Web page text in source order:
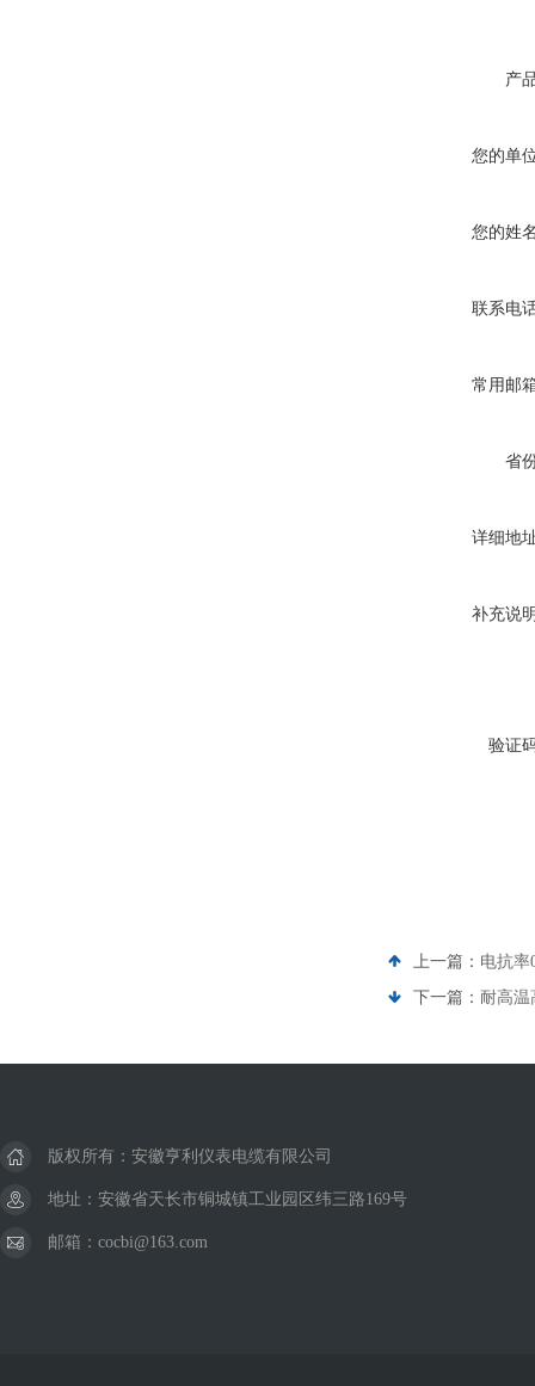
产
您的单
您的姓
联系电
常用邮
省
详细地
补充说
验证
上一篇： 电抗率
下一篇： 耐高温
版权所有：安徽亨利仪表电缆有限公司
地址：安徽省天长市铜城镇工业园区纬三路169号
邮箱：cocbi@163.com